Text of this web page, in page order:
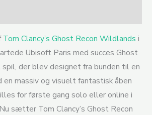
Tom Clancy’s Ghost Recon Wildlands i
Ubisoft Paris med succes Ghost
spil, der blev designet fra bunden til en
en massiv og visuelt fantastisk åben
for første gang solo eller online i
sætter Tom Clancy’s Ghost Recon